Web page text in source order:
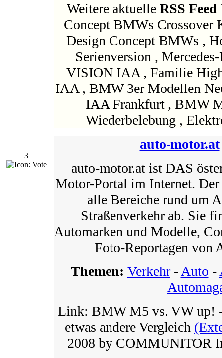
Weitere aktuelle RSS Feed
Concept BMWs Crossover
Design Concept BMWs ,
Serienversion ,
VISION IAA , Familie
IAA , BMW 3er Modellen
IAA Frankfurt , BMW
Wiederbelebung ,
3
auto-motor.at
auto-motor.at ist DAS
Motor-Portal im Internet.
alle Bereiche rund um
Straßenverkehr ab. Sie
Automarken und Modelle,
Foto-Reportagen von
Themen: Verkehr- Auto -
Link: BMW M5 vs. VW up!
etwas andere Vergleich
2008 by COMMUNITOR